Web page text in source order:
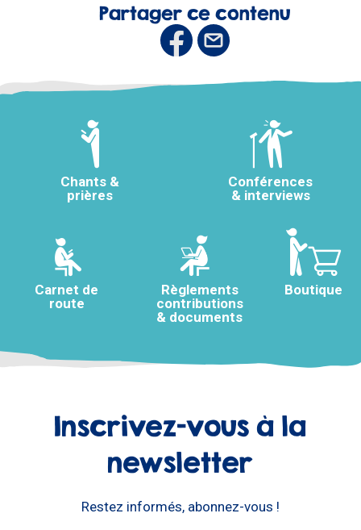
Partager ce contenu
Chants &
prières
Conférences
& interviews
Carnet de
route
Règlements
contributions
& documents
Boutique
Inscrivez-vous à la
newsletter
Restez informés, abonnez-vous !